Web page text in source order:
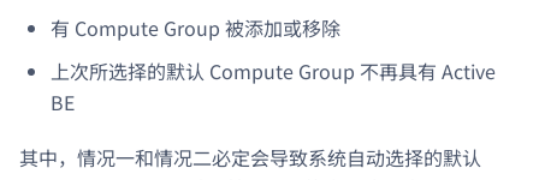
有 Compute Group 被添加或移除
上次所选择的默认 Compute Group 不再具有 Active
BE
其中，情况一和情况二必定会导致系统自动选择的默认